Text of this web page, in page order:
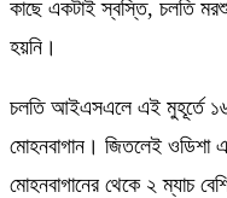
কাছে একটাই স্বস্তি, চলতি
হয়নি।
চলতি আইএসএলে এই মুহূর্তে ১৬
মোহনবাগান। জিতলেই ওডিশা
মোহনবাগানের থেকে ২ ম্যাচ